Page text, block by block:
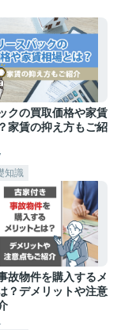
クの買取価格や家賃
家賃の抑え方もご紹
知識
故物件を購入するメ
？デメリットや注意